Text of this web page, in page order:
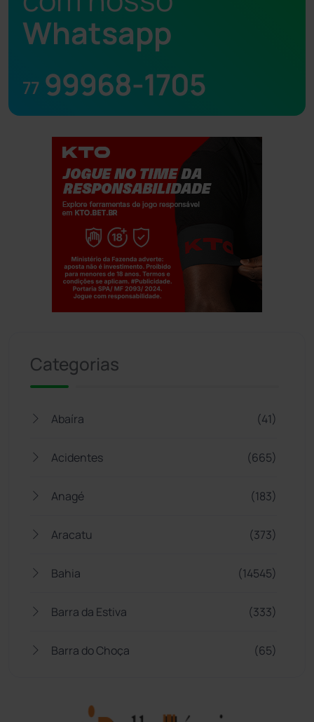
Whatsapp
77 99968-1705
Categorias
Abaíra (41)
Acidentes (665)
Anagé (183)
Aracatu (373)
Bahia (14545)
Barra da Estiva (333)
Barra do Choça (65)